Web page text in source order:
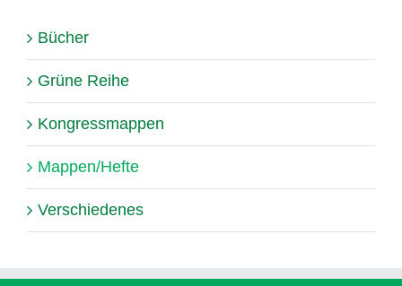
Bücher
Grüne Reihe
Kongressmappen
Mappen/Hefte
Verschiedenes